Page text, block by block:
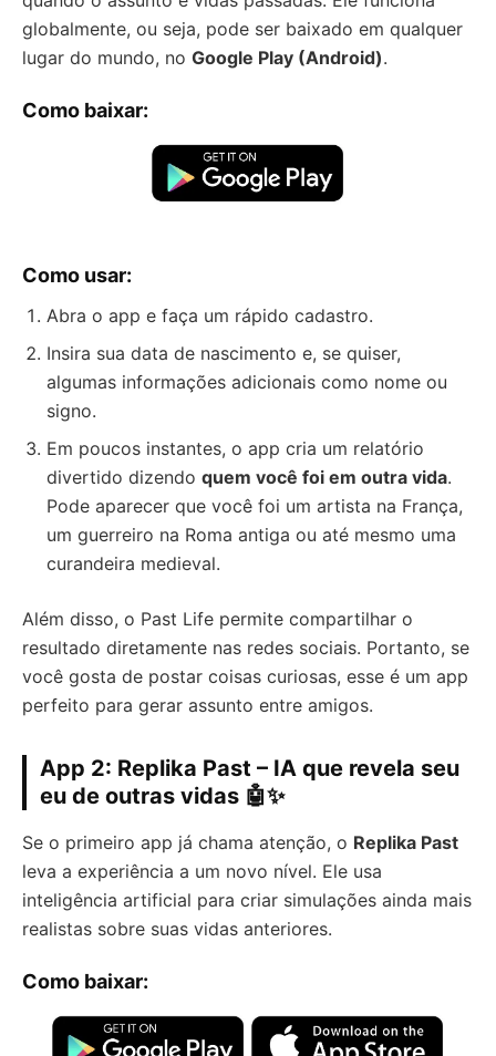
globalmente, ou seja, pode ser baixado em qualquer
lugar do mundo, no Google Play (Android).
Como baixar:
Como usar:
Abra o app e faça um rápido cadastro.
Insira sua data de nascimento e, se quiser,
algumas informações adicionais como nome ou
signo.
Em poucos instantes, o app cria um relatório
divertido dizendo quem você foi em outra vida.
Pode aparecer que você foi um artista na França,
um guerreiro na Roma antiga ou até mesmo uma
curandeira medieval.
Além disso, o Past Life permite compartilhar o
resultado diretamente nas redes sociais. Portanto, se
você gosta de postar coisas curiosas, esse é um app
perfeito para gerar assunto entre amigos.
App 2: Replika Past – IA que revela seu
eu de outras vidas 🤖✨
Se o primeiro app já chama atenção, o Replika Past
leva a experiência a um novo nível. Ele usa
inteligência artificial para criar simulações ainda mais
realistas sobre suas vidas anteriores.
Como baixar: